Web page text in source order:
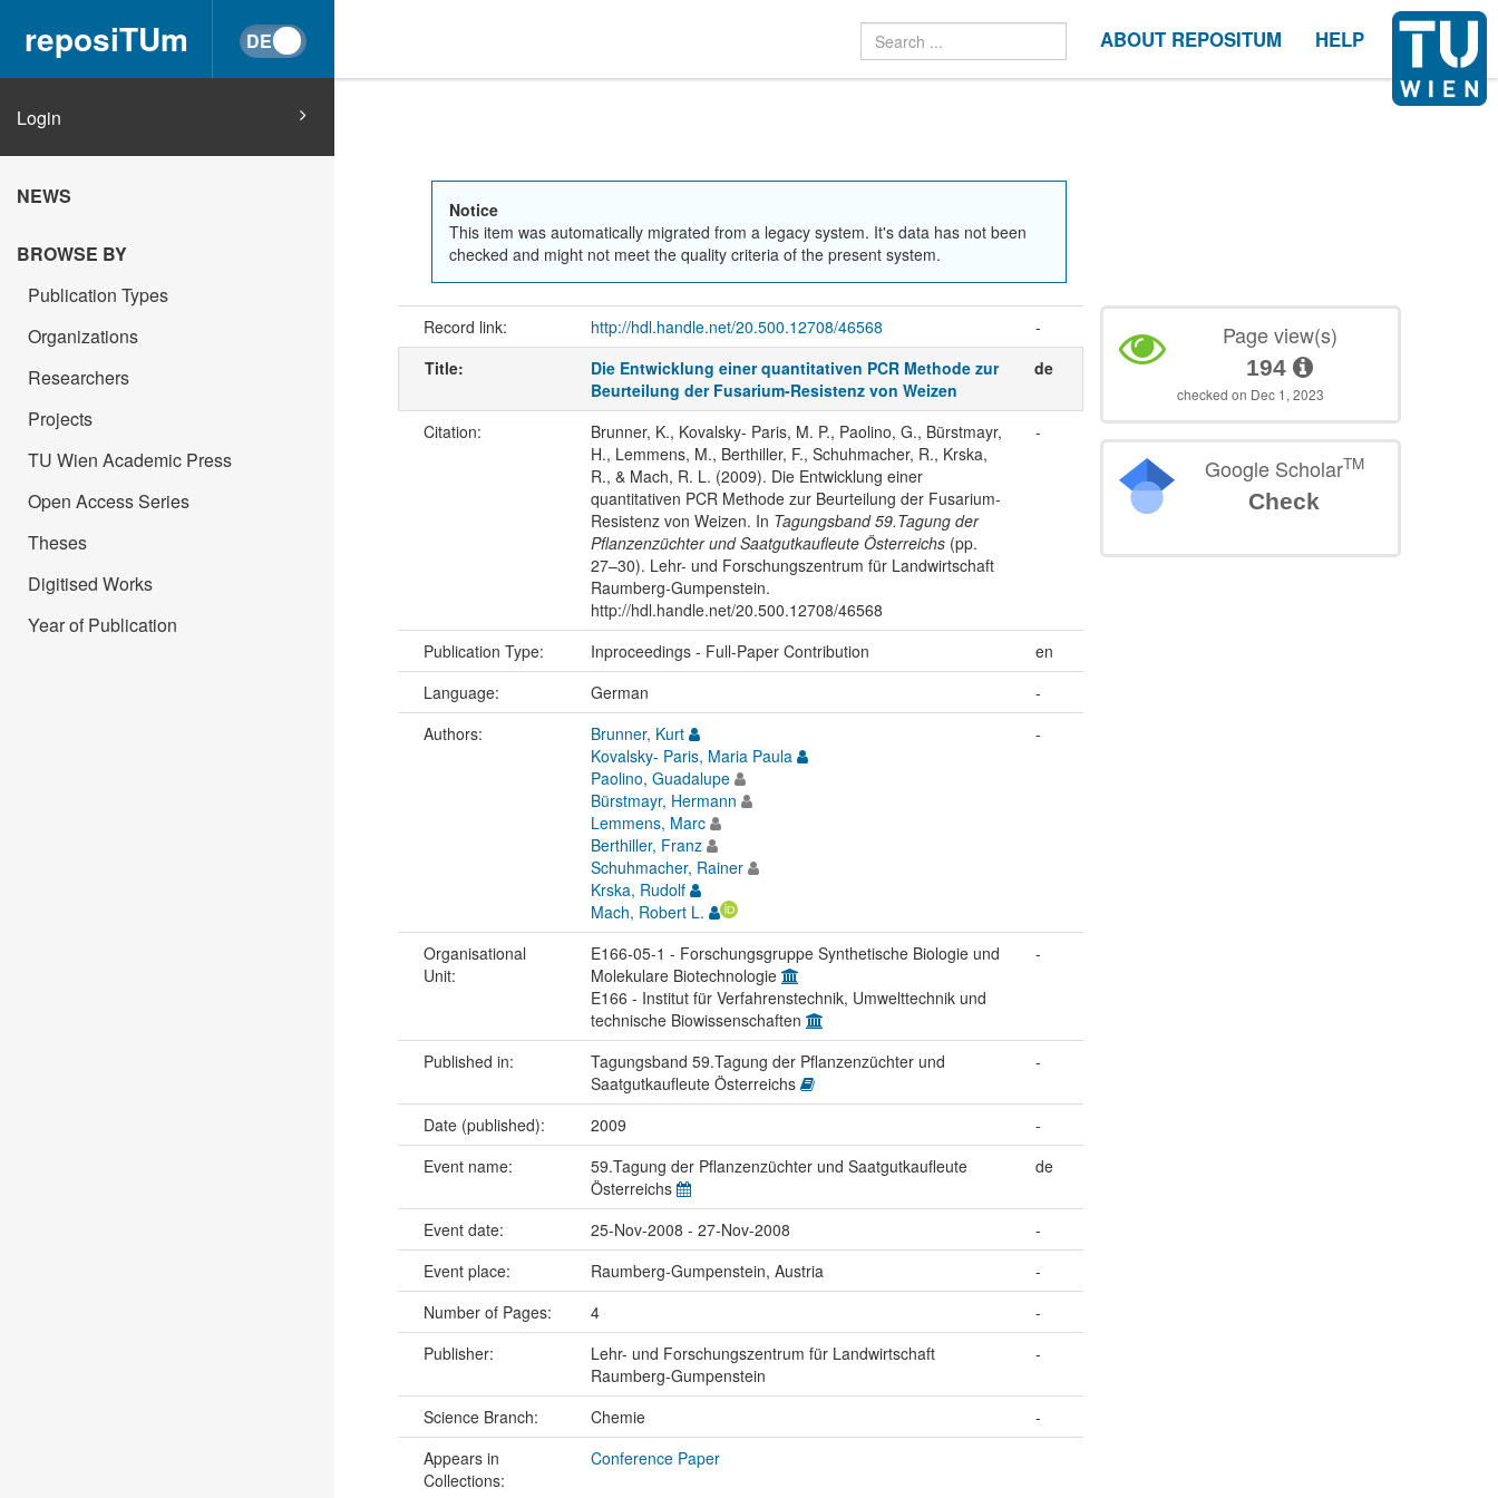
reposiTUm ABOUT REPOSITUM HELP
Login
NEWS
BROWSE BY
Publication Types
Organizations
Researchers
Projects
TU Wien Academic Press
Open Access Series
Theses
Digitised Works
Year of Publication
Notice
This item was automatically migrated from a legacy system. It's data has not been
checked and might not meet the quality criteria of the present system.
Record link: http://hdl.handle.net/20.500.12708/46568
-
Title:
Die Entwicklung einer quantitativen PCR Methode zur
Beurteilung der Fusarium-Resistenz von Weizen
de
Citation:
Brunner, K., Kovalsky- Paris, M. P., Paolino, G., Bürstmayr,
H., Lemmens, M., Berthiller, F., Schuhmacher, R., Krska,
R., & Mach, R. L. (2009). Die Entwicklung einer
quantitativen PCR Methode zur Beurteilung der Fusarium-
Resistenz von Weizen. In Tagungsband 59.Tagung der
Pflanzenzüchter und Saatgutkaufleute Österreichs(pp.
27–30). Lehr- und Forschungszentrum für Landwirtschaft
Raumberg-Gumpenstein.
http://hdl.handle.net/20.500.12708/46568
-
Publication Type: Inproceedings - Full-Paper Contribution
en
Language:
German
-
Authors:
Brunner, Kurt
Kovalsky- Paris, Maria Paula
Paolino, Guadalupe
Bürstmayr, Hermann
Lemmens, Marc
Berthiller, Franz
Schuhmacher, Rainer
Krska, Rudolf
Mach, Robert L.
-
Organisational
Unit:
E166-05-1 - Forschungsgruppe Synthetische Biologie und
Molekulare Biotechnologie
E166 - Institut für Verfahrenstechnik, Umwelttechnik und
technische Biowissenschaften
-
Published in:
Tagungsband 59.Tagung der Pflanzenzüchter und
Saatgutkaufleute Österreichs
-
Date (published): 2009
-
Event name:
59.Tagung der Pflanzenzüchter und Saatgutkaufleute
Österreichs
de
Event date: 25-Nov-2008 - 27-Nov-2008
-
Event place:
Raumberg-Gumpenstein, Austria
-
Number of Pages:
4
-
Publisher:
Lehr- und Forschungszentrum für Landwirtschaft
Raumberg-Gumpenstein
-
Science Branch: Chemie
-
Appears in
Collections:
Conference Paper
Page view(s)
194
checked on Dec 1, 2023
Google ScholarTM
Check